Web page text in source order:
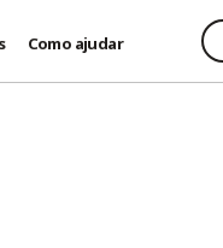
Como ajudar